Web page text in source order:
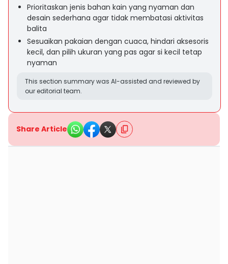
Prioritaskan jenis bahan kain yang nyaman dan
desain sederhana agar tidak membatasi aktivitas
balita
Sesuaikan pakaian dengan cuaca, hindari aksesoris
kecil, dan pilih ukuran yang pas agar si kecil tetap
nyaman
This section summary was AI-assisted and reviewed by
our editorial team.
Share Article